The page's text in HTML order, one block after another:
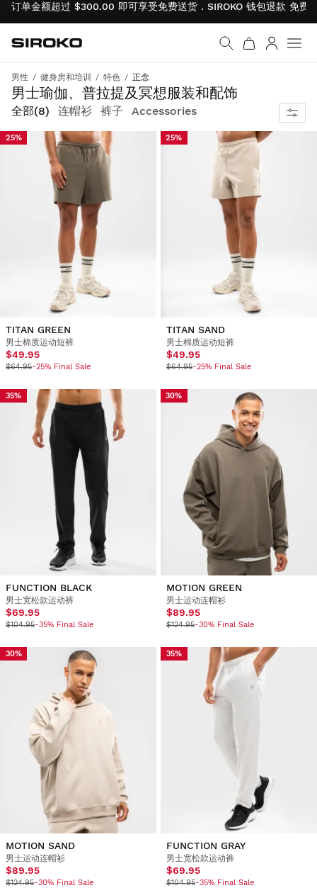
订单金额超过 $300.00 即可享受免费送货 . SIROKO 钱包退款 免费
返回首页
Siroko.com
男性 健身房和培训 特色 正念
男士瑜伽、普拉提及冥想服装和配饰
寻得心流，动中求静。
全部(8) 连帽衫 裤子 Accessories
25%
TITAN GREEN
男士棉质运动短裤
$49.95
$64.95-25% Final Sale
25%
TITAN SAND
男士棉质运动短裤
$49.95
$64.95-25% Final Sale
35%
FUNCTION BLACK
男士宽松款运动裤
$69.95
$104.95-35% Final Sale
30%
MOTION GREEN
男士运动连帽衫
$89.95
$124.95-30% Final Sale
30%
MOTION SAND
男士运动连帽衫
$89.95
$124.95-30% Final Sale
35%
FUNCTION GRAY
男士宽松款运动裤
$69.95
$104.95-35% Final Sale